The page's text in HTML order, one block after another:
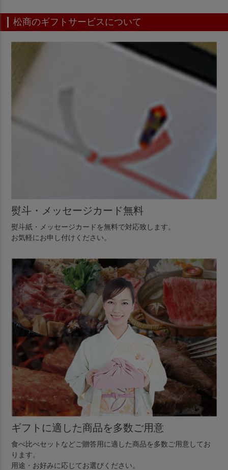
松商のギフトサービスについて
熨斗・メッセージカード無料
熨斗紙・メッセージカードを無料で対応致します。
お気軽にお申し付けください。
ギフトに適した商品を多数ご用意
食べ比べセットなどご贈答用に適した商品を多数ご用意してお
ります。
用途・お好みに応じてお選びください。